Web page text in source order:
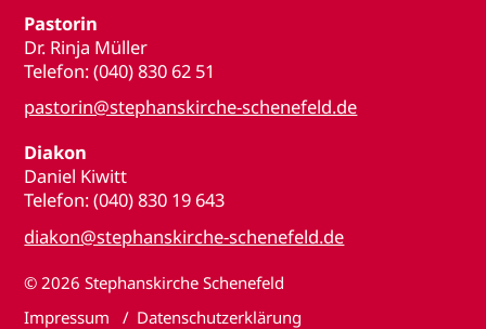
Pastorin
Dr. Rinja Müller
Telefon: (040) 830 62 51
pastorin@stephanskirche-schenefeld.de
Diakon
Daniel Kiwitt
Telefon: (040) 830 19 643
diakon@stephanskirche-schenefeld.de
© 2026 Stephanskirche Schenefeld
Impressum
Datenschutzerklärung